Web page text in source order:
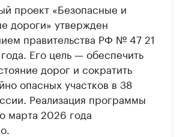
проект «Безопасные и
дороги» утвержден
правительства РФ № 47 21
Его цель — обеспечить
дорог и сократить
опасных участков в 38
Реализация программы
марта 2026 года